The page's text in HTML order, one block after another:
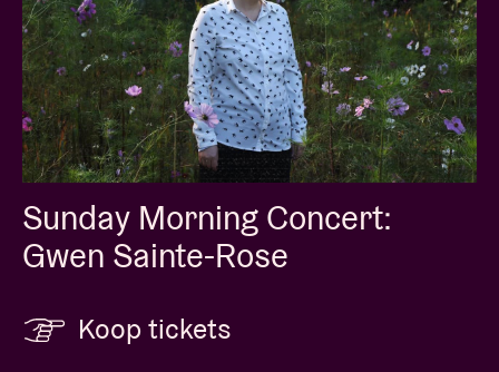
Sunday Morning Concert:
Gwen Sainte-Rose
Koop tickets